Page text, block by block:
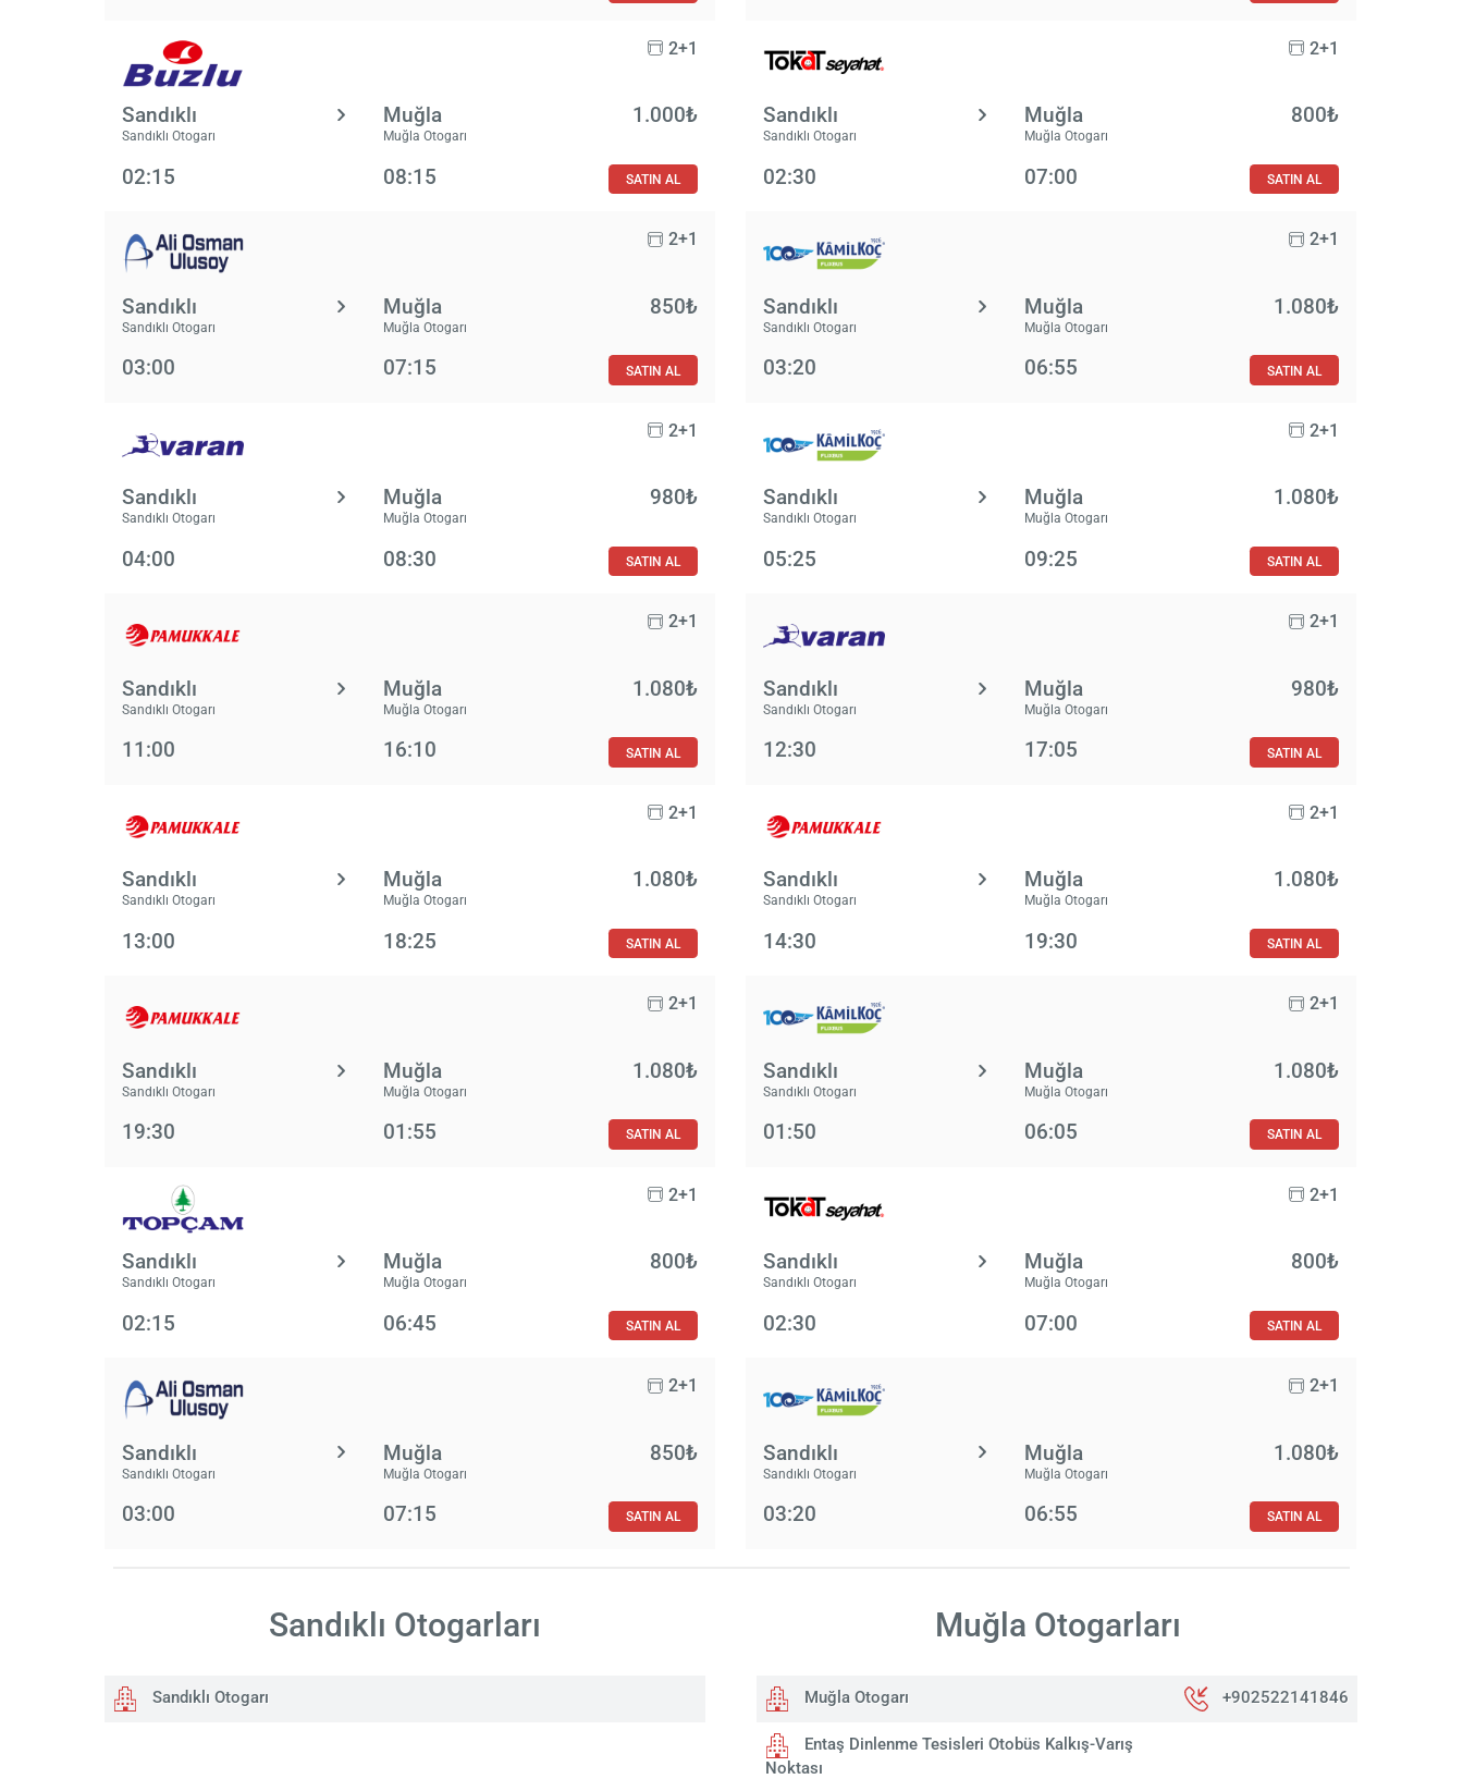
2+1
Sandıklı
Sandıklı Otogarı
Muğla
Muğla Otogarı
1.000₺
02:15 08:15 SATIN AL
2+1
Sandıklı
Sandıklı Otogarı
Muğla
Muğla Otogarı
800₺
02:30 07:00 SATIN AL
2+1
Sandıklı
Sandıklı Otogarı
Muğla
Muğla Otogarı
850₺
03:00 07:15 SATIN AL
2+1
Sandıklı
Sandıklı Otogarı
Muğla
Muğla Otogarı
1.080₺
03:20 06:55 SATIN AL
2+1
Sandıklı
Sandıklı Otogarı
Muğla
Muğla Otogarı
980₺
04:00 08:30 SATIN AL
2+1
Sandıklı
Sandıklı Otogarı
Muğla
Muğla Otogarı
1.080₺
05:25 09:25 SATIN AL
2+1
Sandıklı
Sandıklı Otogarı
Muğla
Muğla Otogarı
1.080₺
11:00 16:10 SATIN AL
2+1
Sandıklı
Sandıklı Otogarı
Muğla
Muğla Otogarı
980₺
12:30 17:05 SATIN AL
2+1
Sandıklı
Sandıklı Otogarı
Muğla
Muğla Otogarı
1.080₺
13:00 18:25 SATIN AL
2+1
Sandıklı
Sandıklı Otogarı
Muğla
Muğla Otogarı
1.080₺
14:30 19:30 SATIN AL
2+1
Sandıklı
Sandıklı Otogarı
Muğla
Muğla Otogarı
1.080₺
19:30 01:55 SATIN AL
2+1
Sandıklı
Sandıklı Otogarı
Muğla
Muğla Otogarı
1.080₺
01:50 06:05 SATIN AL
2+1
Sandıklı
Sandıklı Otogarı
Muğla
Muğla Otogarı
800₺
02:15 06:45 SATIN AL
2+1
Sandıklı
Sandıklı Otogarı
Muğla
Muğla Otogarı
800₺
02:30 07:00 SATIN AL
2+1
Sandıklı
Sandıklı Otogarı
Muğla
Muğla Otogarı
850₺
03:00 07:15 SATIN AL
2+1
Sandıklı
Sandıklı Otogarı
Muğla
Muğla Otogarı
1.080₺
03:20 06:55 SATIN AL
Sandıklı Otogarları
Sandıklı Otogarı
Muğla Otogarları
Muğla Otogarı +902522141846
Entaş Dinlenme Tesisleri Otobüs Kalkış-Varış
Noktası